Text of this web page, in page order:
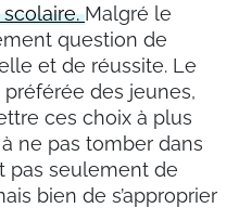
scolaire.Malgré le
question de
et de réussite. Le
des jeunes,
ces choix à plus
ne pas tomber dans
pas seulement de
bien de s’approprier